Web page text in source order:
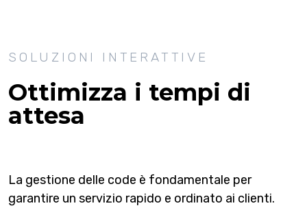
SOLUZIONI INTERATTIVE
Ottimizza i tempi di
attesa
La gestione delle code è fondamentale per
garantire un servizio rapido e ordinato ai clienti.